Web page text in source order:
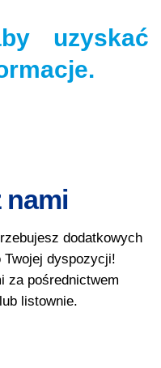
uzyskać
nami
dodatkowych
Twojej dyspozycji!
za pośrednictwem
listownie.